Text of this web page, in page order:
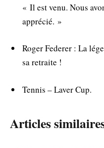
« Il est venu. Nous
apprécié. »
Roger Federer : La
sa retraite !
Tennis – Laver Cup.
Articles